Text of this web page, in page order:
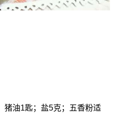
猪油1匙；盐5克；五香粉适